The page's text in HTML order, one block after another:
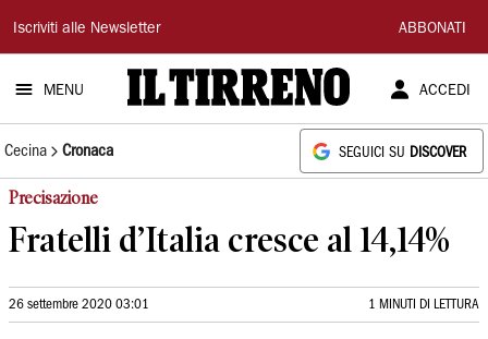
Il
Tirreno
Iscriviti alle Newsletter ABBONATI
MENU ACCEDI
Cecina Cronaca SEGUICI SU DISCOVER
Precisazione
Fratelli d’Italia cresce al 14,14%
26 settembre 2020 03:01 1 MINUTI DI LETTURA